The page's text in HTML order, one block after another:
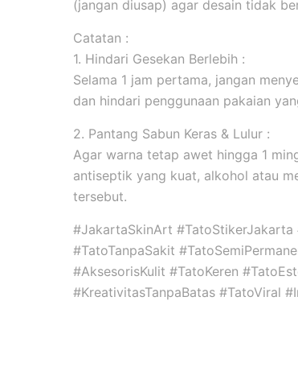
(jangan diusap) agar desain tidak
Catatan :
1. Hindari Gesekan Berlebih :
Selama 1 jam pertama, jangan
dan hindari penggunaan pakaian
2. Pantang Sabun Keras & Lulur :
Agar warna tetap awet hingga 1
antiseptik yang kuat, alkohol atau
tersebut.
#JakartaSkinArt #TatoStikerJakarta
#TatoTanpaSakit
#AksesorisKulit #TatoKeren
#KreativitasTanpaBatas #TatoViral